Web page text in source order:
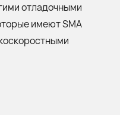
отладочными
имеют SMA